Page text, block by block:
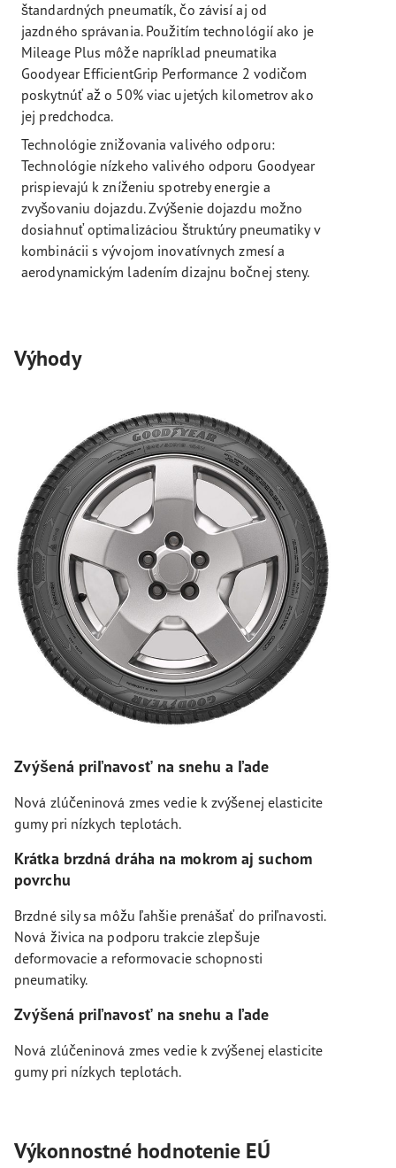
štandardných pneumatík, čo závisí aj od
jazdného správania. Použitím technológií ako je
Mileage Plus môže napríklad pneumatika
Goodyear EfficientGrip Performance 2 vodičom
poskytnúť až o 50% viac ujetých kilometrov ako
jej predchodca.
Technológie znižovania valivého odporu:
Technológie nízkeho valivého odporu Goodyear
prispievajú k zníženiu spotreby energie a
zvyšovaniu dojazdu. Zvýšenie dojazdu možno
dosiahnuť optimalizáciou štruktúry pneumatiky v
kombinácii s vývojom inovatívnych zmesí a
aerodynamickým ladením dizajnu bočnej steny.
Výhody
Zvýšená priľnavosť na snehu a ľade
Nová zlúčeninová zmes vedie k zvýšenej elasticite
gumy pri nízkych teplotách.
Krátka brzdná dráha na mokrom aj suchom
povrchu
Brzdné sily sa môžu ľahšie prenášať do priľnavosti.
Nová živica na podporu trakcie zlepšuje
deformovacie a reformovacie schopnosti
pneumatiky.
Zvýšená priľnavosť na snehu a ľade
Nová zlúčeninová zmes vedie k zvýšenej elasticite
gumy pri nízkych teplotách.
Výkonnostné hodnotenie EÚ